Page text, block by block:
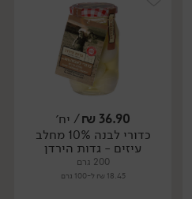
יח׳
36.90
₪/ יח׳
כדורי לבנה 10% מחלב
עיזים - גדות הירדן
200 גרם
18.45 ₪ ל-100 גרם